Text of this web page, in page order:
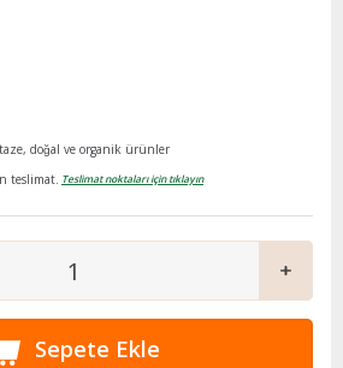
doğal ve organik ürünler
teslimat. Teslimat noktaları için tıklayın